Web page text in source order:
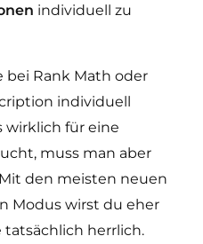
individuell zu
bei Rank Math oder
individuell
wirklich für eine
muss man aber
den meisten neuen
Modus wirst du eher
tatsächlich herrlich.